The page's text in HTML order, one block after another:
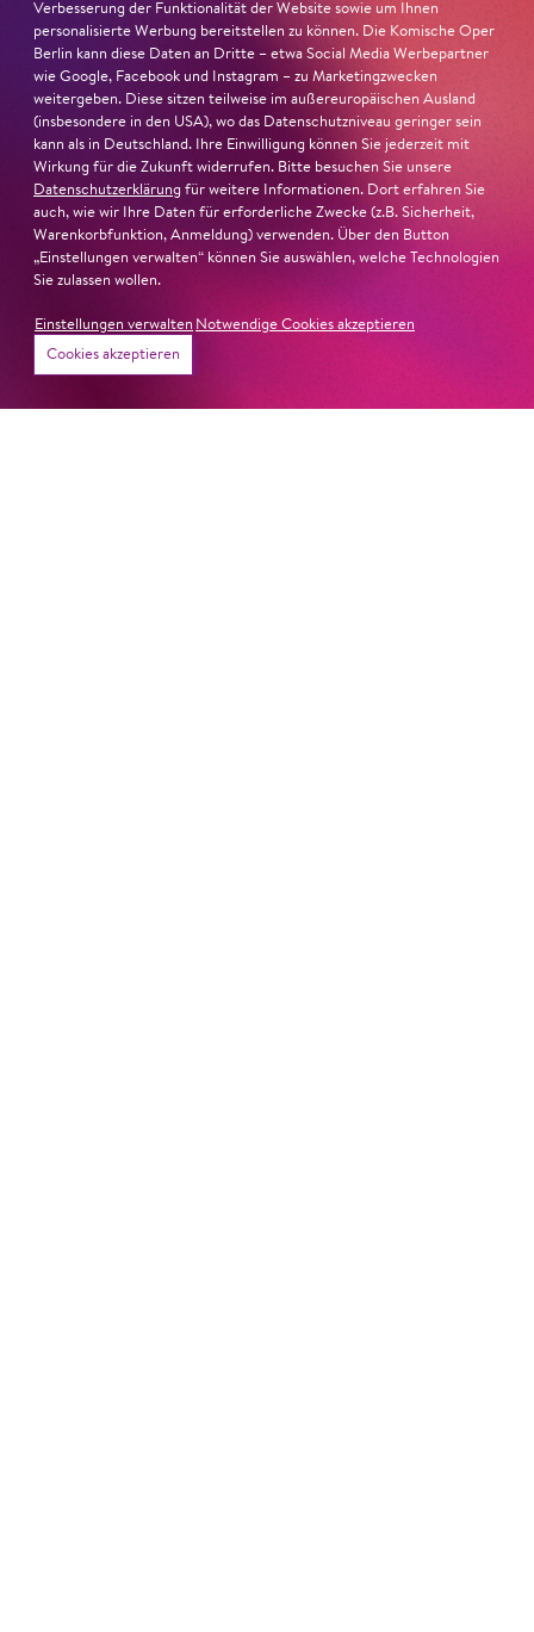
FAUST nominiert in der Kategorie »Darsteller:in
Musiktheater«. Ihr eindrucksvolles Rollendebüt als
Katerina Lwowna Ismailowa in Barrie KoskysLady
Macbeth von Mzensk sei jederzeit authentisch, ziehe das
Publikum in ihren Bann, fordere zum Miterleben und
Mitleiden heraus – niemand im Saal bliebe teilnahmslos
zurück, lobt die Jury Ambur Braids stimmliche Wucht
und ihre starke Bühnenpräsenz:
»In dem überwältigenden Farbenreichtum ihres Spiels
wie die verzweifelte Einsamkeit ihrer Figur.«Jury-
Begründung
Verbesserung der Funktionalität der Website sowie um Ihnen
personalisierte Werbung bereitstellen zu können. Die Komische Oper
Berlin kann diese Daten an Dritte – etwa Social Media Werbepartner
wie Google, Facebook und Instagram – zu Marketingzwecken
weitergeben. Diese sitzen teilweise im außereuropäischen Ausland
(insbesondere in den USA), wo das Datenschutzniveau geringer sein
kann als in Deutschland. Ihre Einwilligung können Sie jederzeit mit
Wirkung für die Zukunft widerrufen. Bitte besuchen Sie unsere
Datenschutzerklärung für weitere Informationen. Dort erfahren Sie
auch, wie wir Ihre Daten für erforderliche Zwecke (z.B. Sicherheit,
Warenkorbfunktion, Anmeldung) verwenden. Über den Button
„Einstellungen verwalten“ können Sie auswählen, welche Technologien
Sie zulassen wollen.
Einstellungen verwalten Notwendige Cookies akzeptieren
Cookies akzeptieren